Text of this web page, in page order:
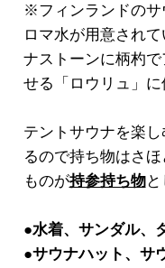
※フィンランドのサ
ロマ水が用意され
ナストーンに柄杓
せる「ロウリュ」に
テントサウナを楽
るので持ち物はさ
ものが持参持ち物と
●水着、サンダル、
●サウナハット、サ